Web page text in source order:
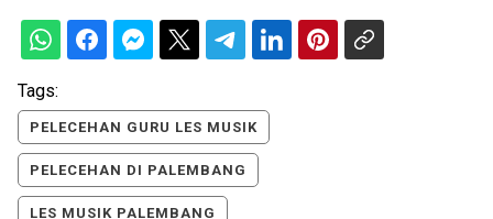
Tags:
PELECEHAN GURU LES MUSIK
PELECEHAN DI PALEMBANG
LES MUSIK PALEMBANG